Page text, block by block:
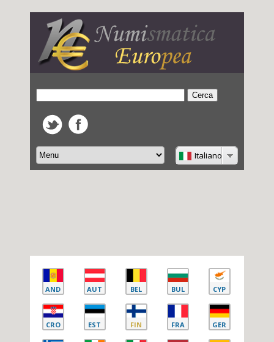
Italiano
AND AUT BEL BUL CYP
CRO EST FIN FRA GER